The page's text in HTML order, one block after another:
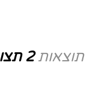
תוצאות2 תצוגת